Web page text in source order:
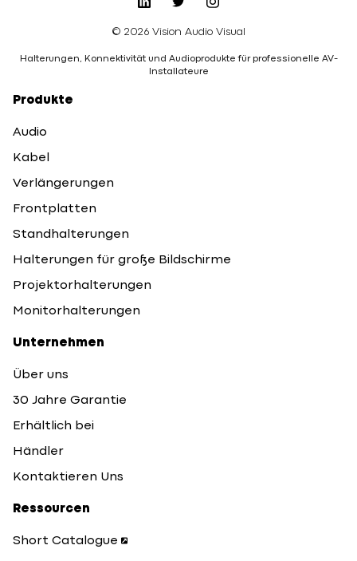
© 2026 Vision Audio Visual
Halterungen, Konnektivität und Audioprodukte für professionelle AV-
Installateure
Produkte
Audio
Kabel
Verlängerungen
Frontplatten
Standhalterungen
Halterungen für große Bildschirme
Projektorhalterungen
Monitorhalterungen
Unternehmen
Über uns
30 Jahre Garantie
Erhältlich bei
Händler
Kontaktieren Uns
Ressourcen
Short Catalogue